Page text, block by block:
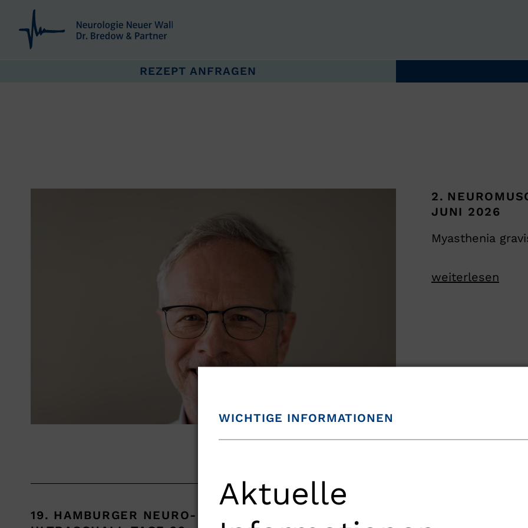
REZEPT ANFRAGEN
WICHTIGE INFORMATIONEN
Aktuelle
2.
JUNI 2026
Myasthenia
weiterlesen
19. HAMBURGER NEURO-
Wissenschaftliche Leitung Prof. Nedelmann.